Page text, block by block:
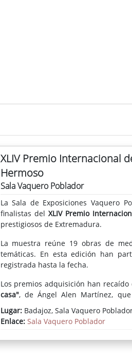
XLIV Premio Internacional
Hermoso
Sala Vaquero Poblador
La Sala de Exposiciones Vaquero
finalistas del XLIV Premio
prestigiosos de Extremadura.
La muestra reúne 19 obras de
temáticas. En esta edición han
registrada hasta la fecha.
Los premios adquisición han recaído
casa", de Ángel Alen Martínez,
Contemporáneo de Fregenal de la
Lugar:Badajoz, Sala Vaquero
Enlace: Sala Vaquero Poblador